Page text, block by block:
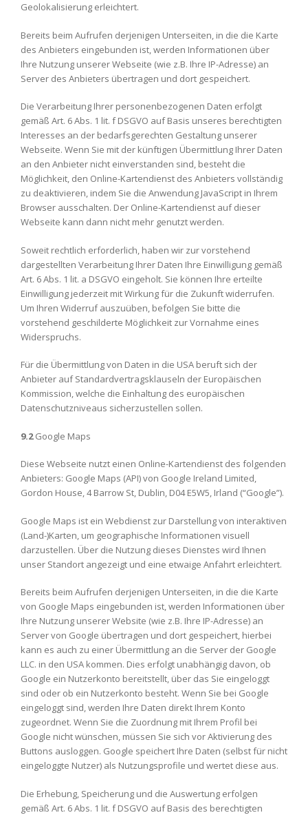
Geolokalisierung erleichtert.
Bereits beim Aufrufen derjenigen Unterseiten, in die die Karte
des Anbieters eingebunden ist, werden Informationen über
Ihre Nutzung unserer Webseite (wie z.B. Ihre IP-Adresse) an
Server des Anbieters übertragen und dort gespeichert.
Die Verarbeitung Ihrer personenbezogenen Daten erfolgt
gemäß Art. 6 Abs. 1 lit. f DSGVO auf Basis unseres berechtigten
Interesses an der bedarfsgerechten Gestaltung unserer
Webseite. Wenn Sie mit der künftigen Übermittlung Ihrer Daten
an den Anbieter nicht einverstanden sind, besteht die
Möglichkeit, den Online-Kartendienst des Anbieters vollständig
zu deaktivieren, indem Sie die Anwendung JavaScript in Ihrem
Browser ausschalten. Der Online-Kartendienst auf dieser
Webseite kann dann nicht mehr genutzt werden.
Soweit rechtlich erforderlich, haben wir zur vorstehend
dargestellten Verarbeitung Ihrer Daten Ihre Einwilligung gemäß
Art. 6 Abs. 1 lit. a DSGVO eingeholt. Sie können Ihre erteilte
Einwilligung jederzeit mit Wirkung für die Zukunft widerrufen.
Um Ihren Widerruf auszuüben, befolgen Sie bitte die
vorstehend geschilderte Möglichkeit zur Vornahme eines
Widerspruchs.
Für die Übermittlung von Daten in die USA beruft sich der
Anbieter auf Standardvertragsklauseln der Europäischen
Kommission, welche die Einhaltung des europäischen
Datenschutzniveaus sicherzustellen sollen.
9.2Google Maps
Diese Webseite nutzt einen Online-Kartendienst des folgenden
Anbieters: Google Maps (API) von Google Ireland Limited,
Gordon House, 4 Barrow St, Dublin, D04 E5W5, Irland (“Google”).
Google Maps ist ein Webdienst zur Darstellung von interaktiven
(Land-)Karten, um geographische Informationen visuell
darzustellen. Über die Nutzung dieses Dienstes wird Ihnen
unser Standort angezeigt und eine etwaige Anfahrt erleichtert.
Bereits beim Aufrufen derjenigen Unterseiten, in die die Karte
von Google Maps eingebunden ist, werden Informationen über
Ihre Nutzung unserer Website (wie z.B. Ihre IP-Adresse) an
Server von Google übertragen und dort gespeichert, hierbei
kann es auch zu einer Übermittlung an die Server der Google
LLC. in den USA kommen. Dies erfolgt unabhängig davon, ob
Google ein Nutzerkonto bereitstellt, über das Sie eingeloggt
sind oder ob ein Nutzerkonto besteht. Wenn Sie bei Google
eingeloggt sind, werden Ihre Daten direkt Ihrem Konto
zugeordnet. Wenn Sie die Zuordnung mit Ihrem Profil bei
Google nicht wünschen, müssen Sie sich vor Aktivierung des
Buttons ausloggen. Google speichert Ihre Daten (selbst für nicht
eingeloggte Nutzer) als Nutzungsprofile und wertet diese aus.
Die Erhebung, Speicherung und die Auswertung erfolgen
gemäß Art. 6 Abs. 1 lit. f DSGVO auf Basis des berechtigten